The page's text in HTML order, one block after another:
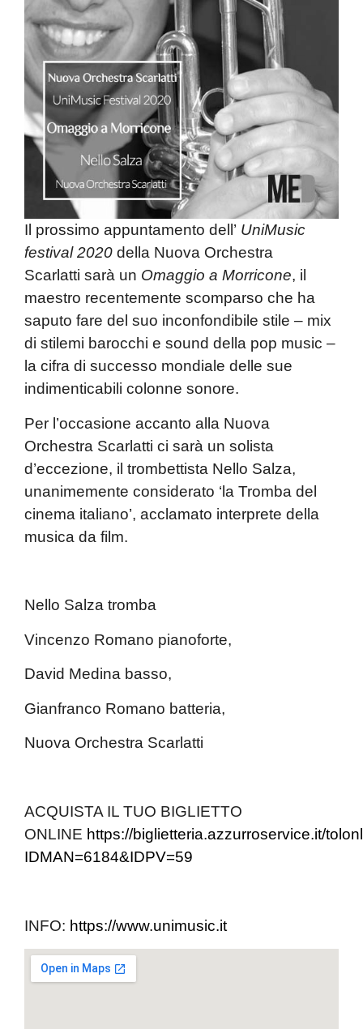
Il prossimo appuntamento dell’ UniMusic
festival 2020 della Nuova Orchestra
Scarlatti sarà un Omaggio a Morricone, il
maestro recentemente scomparso che ha
saputo fare del suo inconfondibile stile – mix
di stilemi barocchi e sound della pop music –
la cifra di successo mondiale delle sue
indimenticabili colonne sonore.
Per l’occasione accanto alla Nuova
Orchestra Scarlatti ci sarà un solista
d’eccezione, il trombettista Nello Salza,
unanimemente considerato ‘la Tromba del
cinema italiano’, acclamato interprete della
musica da film.
Nello Salza tromba
Vincenzo Romano pianoforte,
David Medina basso,
Gianfranco Romano batteria,
Nuova Orchestra Scarlatti
ACQUISTA IL TUO BIGLIETTO
ONLINE https://biglietteria.azzurroservice.it/
IDMAN=6184&IDPV=59
INFO: https://www.unimusic.it